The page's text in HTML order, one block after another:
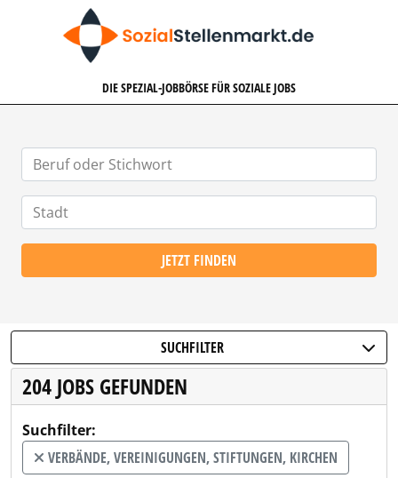
DIE SPEZIAL-JOBBÖRSE FÜR SOZIALE JOBS
JETZT FINDEN
SUCHFILTER
204 JOBS GEFUNDEN
Suchfilter:
VERBÄNDE, VEREINIGUNGEN, STIFTUNGEN, KIRCHEN